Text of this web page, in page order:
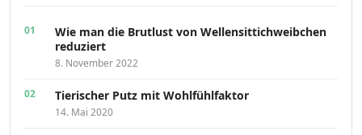
Wie man die Brutlust von Wellensittichweibchen
reduziert
8. November 2022
Tierischer Putz mit Wohlfühlfaktor
14. Mai 2020